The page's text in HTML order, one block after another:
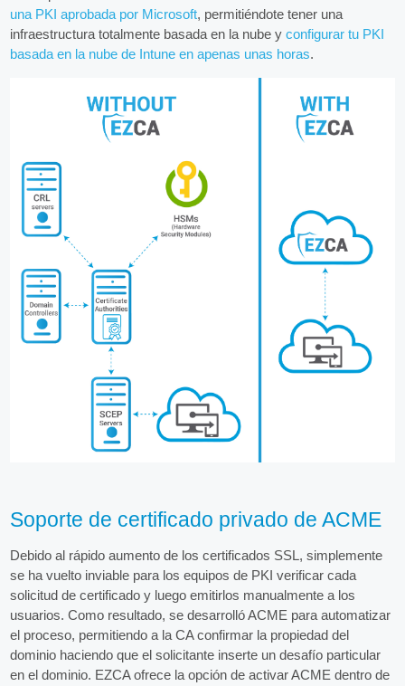
una PKI aprobada por Microsoft, permitiéndote tener una
infraestructura totalmente basada en la nube yconfigurar tu PKI
basada en la nube de Intune en apenas unas horas.
Soporte de certificado privado de ACME
Debido al rápido aumento de los certificados SSL, simplemente
se ha vuelto inviable para los equipos de PKI verificar cada
solicitud de certificado y luego emitirlos manualmente a los
usuarios. Como resultado, se desarrolló ACME para automatizar
el proceso, permitiendo a la CA confirmar la propiedad del
dominio haciendo que el solicitante inserte un desafío particular
en el dominio. EZCA ofrece la opción de activar ACME dentro de